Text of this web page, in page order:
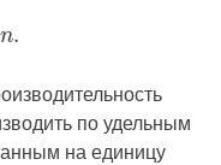
по удельным
на единицу